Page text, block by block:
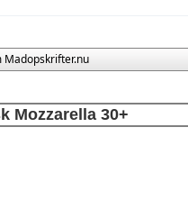
Madopskrifter.nu
Mozzarella 30+